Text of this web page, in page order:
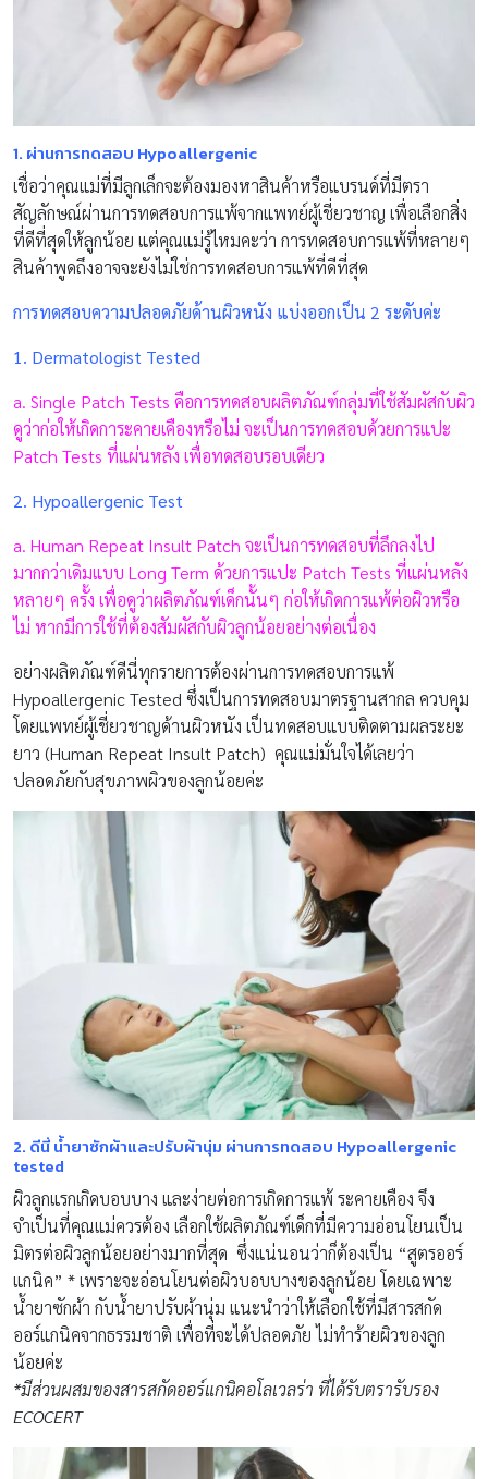
1. ผ่านการทดสอบ Hypoallergenic
เชื่อว่าคุณแม่ที่มีลูกเล็กจะต้องมองหาสินค้าหรือแบรนด์ที่มีตรา
สัญลักษณ์ผ่านการทดสอบการแพ้จากแพทย์ผู้เชี่ยวชาญ เพื่อเลือกสิ่ง
ที่ดีที่สุดให้ลูกน้อย แต่คุณแม่รู้ไหมคะว่า การทดสอบการแพ้ที่หลายๆ
สินค้าพูดถึงอาจจะยังไม่ใช่การทดสอบการแพ้ที่ดีที่สุด
การทดสอบความปลอดภัยด้านผิวหนัง แบ่งออกเป็น 2 ระดับค่ะ
1. Dermatologist Tested
a. Single Patch Tests คือการทดสอบผลิตภัณฑ์กลุ่มที่ใช้สัมผัสกับผิว
ดูว่าก่อให้เกิดการะคายเคืองหรือไม่ จะเป็นการทดสอบด้วยการแปะ
Patch Tests ที่แผ่นหลัง เพื่อทดสอบรอบเดียว
2. Hypoallergenic Test
a. Human Repeat Insult Patch จะเป็นการทดสอบที่ลึกลงไป
มากกว่าเดิมแบบ Long Term ด้วยการแปะ Patch Tests ที่แผ่นหลัง
หลายๆ ครั้ง เพื่อดูว่าผลิตภัณฑ์เด็กนั้นๆ ก่อให้เกิดการแพ้ต่อผิวหรือ
ไม่ หากมีการใช้ที่ต้องสัมผัสกับผิวลูกน้อยอย่างต่อเนื่อง
อย่างผลิตภัณฑ์ดีนี่ทุกรายการต้องผ่านการทดสอบการแพ้
Hypoallergenic Tested ซึ่งเป็นการทดสอบมาตรฐานสากล ควบคุม
โดยแพทย์ผู้เชี่ยวชาญด้านผิวหนัง เป็นทดสอบแบบติดตามผลระยะ
ยาว (Human Repeat Insult Patch) คุณแม่มั่นใจได้เลยว่า
ปลอดภัยกับสุขภาพผิวของลูกน้อยค่ะ
2. ดีนี่ น้ำยาซักผ้าและปรับผ้านุ่ม ผ่านการทดสอบ Hypoallergenic
tested
ผิวลูกแรกเกิดบอบบาง และง่ายต่อการเกิดการแพ้ ระคายเคือง จึง
จำเป็นที่คุณแม่ควรต้อง เลือกใช้ผลิตภัณฑ์เด็กที่มีความอ่อนโยนเป็น
มิตรต่อผิวลูกน้อยอย่างมากที่สุด ซึ่งแน่นอนว่าก็ต้องเป็น “สูตรออร์
แกนิค” * เพราะจะอ่อนโยนต่อผิวบอบบางของลูกน้อย โดยเฉพาะ
น้ำยาซักผ้า กับน้ำยาปรับผ้านุ่ม แนะนำว่าให้เลือกใช้ที่มีสารสกัด
ออร์แกนิคจากธรรมชาติ เพื่อที่จะได้ปลอดภัย ไม่ทำร้ายผิวของลูก
น้อยค่ะ
*มีส่วนผสมของสารสกัดออร์แกนิคอโลเวลร่า ที่ได้รับตรารับรอง
ECOCERT